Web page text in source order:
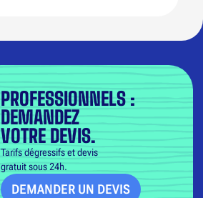
PROFESSIONNELS :
DEMANDEZ
VOTRE DEVIS.
Tarifs dégressifs et devis
gratuit sous 24h.
DEMANDER UN DEVIS